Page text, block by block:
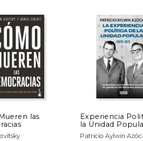
las
Experiencia
la Unidad
1970-1973
Patricio Aylwin